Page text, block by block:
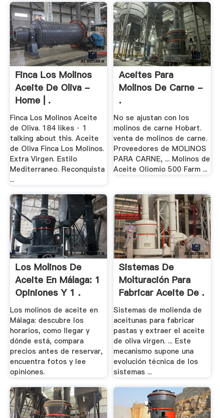
Finca Los Molinos
Aceite De Oliva -
Home | .
Finca Los Molinos Aceite
de Oliva. 184 likes · 1
talking about this. Aceite
de Oliva Finca Los Molinos.
Extra Virgen. Estilo
Mediterraneo. Reconquista
...
Aceites Para
Molinos De Carne -
.
No se ajustan con los
molinos de carne Hobart.
venta de molinos de carne.
Proveedores de MOLINOS
PARA CARNE, ... Molinos de
Aceite Oliomio 500 Farm ...
Los Molinos De
Aceite En Málaga: 1
Opiniones Y 1 .
Los molinos de aceite en
Málaga: descubre los
horarios, como llegar y
dónde está, compara
precios antes de reservar,
encuentra fotos y lee
opiniones.
Sistemas De
Molturación Para
Fabricar Aceite De .
Sistemas de molienda de
aceitunas para fabricar
pastas y extraer el aceite
de oliva virgen. ... Este
mecanismo supone una
evolución técnica de los
sistemas ...